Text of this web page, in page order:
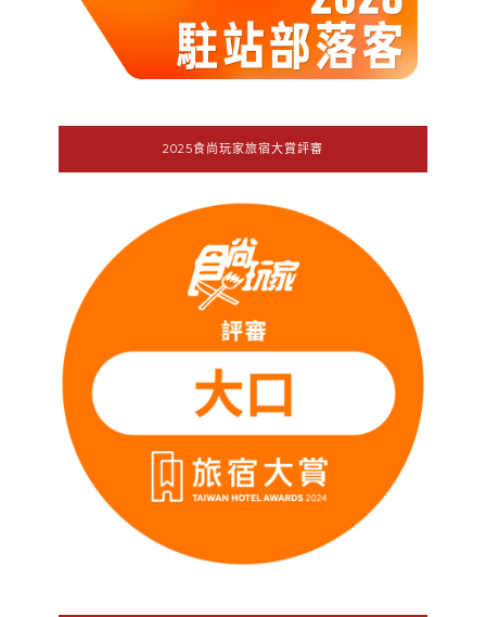
2025食尚玩家旅宿大賞評審